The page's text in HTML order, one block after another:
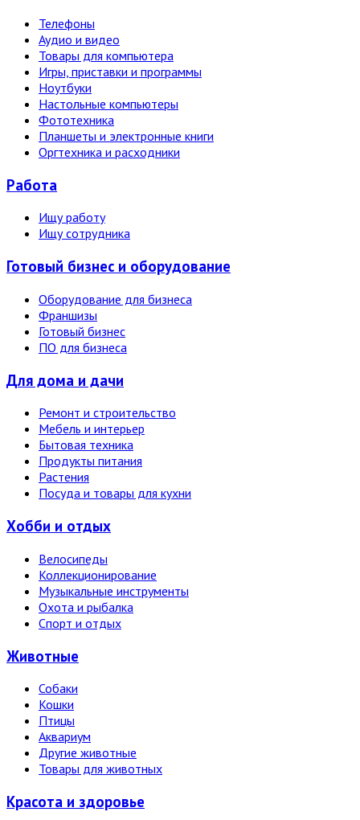
Телефоны
Аудио и видео
Товары для компьютера
Игры, приставки и программы
Ноутбуки
Настольные компьютеры
Фототехника
Планшеты и электронные книги
Оргтехника и расходники
Работа
Ищу работу
Ищу сотрудника
Готовый бизнес и оборудование
Оборудование для бизнеса
Франшизы
Готовый бизнес
ПО для бизнеса
Для дома и дачи
Ремонт и строительство
Мебель и интерьер
Бытовая техника
Продукты питания
Растения
Посуда и товары для кухни
Хобби и отдых
Велосипеды
Коллекционирование
Музыкальные инструменты
Охота и рыбалка
Спорт и отдых
Животные
Собаки
Кошки
Птицы
Аквариум
Другие животные
Товары для животных
Красота и здоровье